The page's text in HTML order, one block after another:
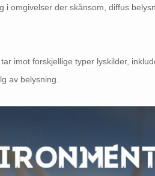
i omgivelser der skånsom, diffus
imot forskjellige typer lyskilder,
av belysning.